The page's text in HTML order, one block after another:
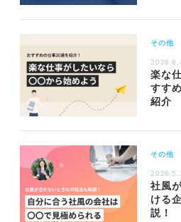
その他
楽な
すす
紹介
その他
社風
ける
説！